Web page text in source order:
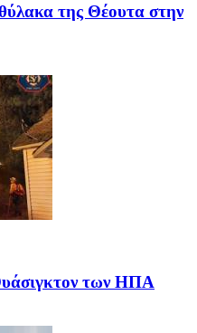
της Θέουτα στην
των ΗΠΑ